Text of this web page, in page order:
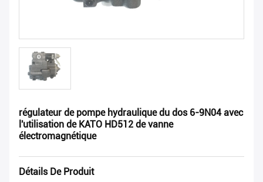
régulateur de pompe hydraulique du dos 6-9N04 avec
l'utilisation de KATO HD512 de vanne
électromagnétique
Détails De Produit